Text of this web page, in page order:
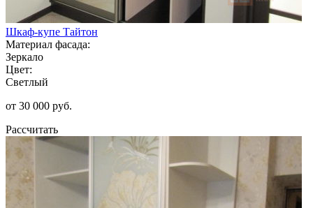
Шкаф-купе Тайтон
Материал фасада:
Зеркало
Цвет:
Светлый
от 30 000 руб.
Рассчитать